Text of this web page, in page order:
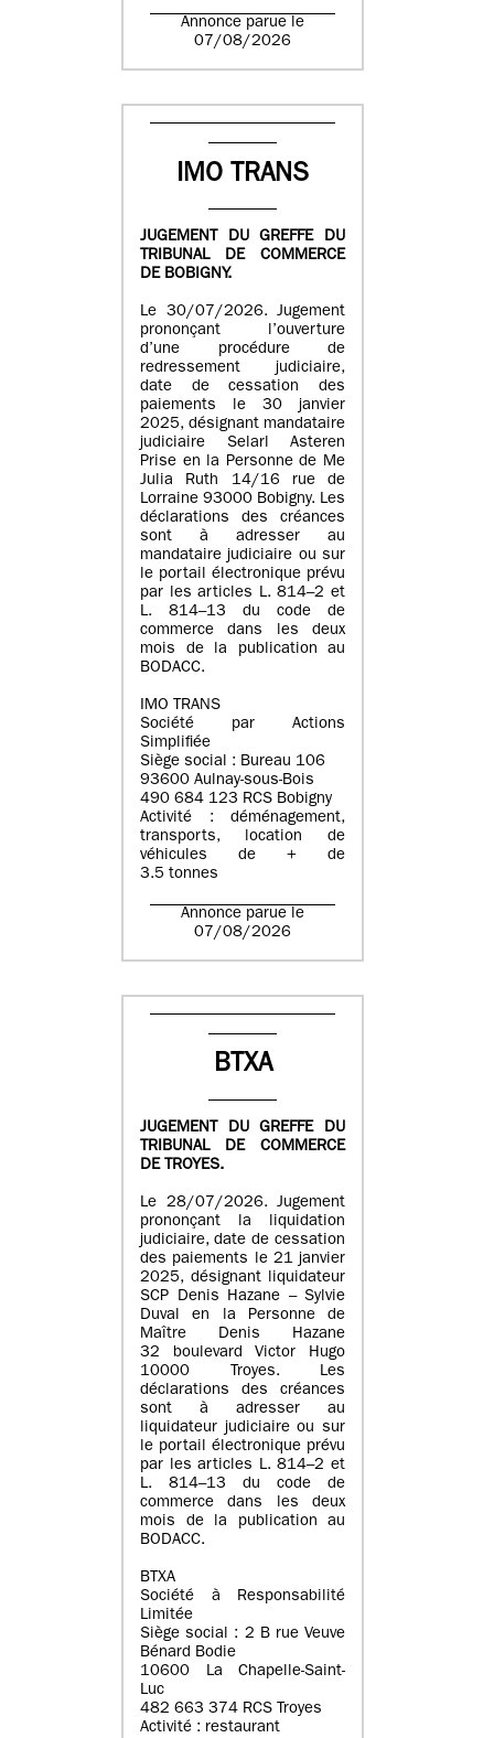
Annonce parue le
07/08/2026
IMO TRANS
JUGEMENT DU GREFFE DU
TRIBUNAL DE COMMERCE
DE BOBIGNY.
Le 30/07/2026. Jugement
prononçant l’ouverture
d’une procédure de
redressement judiciaire,
date de cessation des
paiements le 30 janvier
2025, désignant mandataire
judiciaire Selarl Asteren
Prise en la Personne de Me
Julia Ruth 14/16 rue de
Lorraine 93000 Bobigny. Les
déclarations des créances
sont à adresser au
mandataire judiciaire ou sur
le portail électronique prévu
par les articles L. 814–2 et
L. 814–13 du code de
commerce dans les deux
mois de la publication au
BODACC.
IMO TRANS
Société par Actions
Simplifiée
Siège social : Bureau 106
93600 Aulnay-sous-Bois
490 684 123 RCS Bobigny
Activité : déménagement,
transports, location de
véhicules de + de
3.5 tonnes
Annonce parue le
07/08/2026
BTXA
JUGEMENT DU GREFFE DU
TRIBUNAL DE COMMERCE
DE TROYES.
Le 28/07/2026. Jugement
prononçant la liquidation
judiciaire, date de cessation
des paiements le 21 janvier
2025, désignant liquidateur
SCP Denis Hazane – Sylvie
Duval en la Personne de
Maître Denis Hazane
32 boulevard Victor Hugo
10000 Troyes. Les
déclarations des créances
sont à adresser au
liquidateur judiciaire ou sur
le portail électronique prévu
par les articles L. 814–2 et
L. 814–13 du code de
commerce dans les deux
mois de la publication au
BODACC.
BTXA
Société à Responsabilité
Limitée
Siège social : 2 B rue Veuve
Bénard Bodie
10600 La Chapelle-Saint-
Luc
482 663 374 RCS Troyes
Activité : restaurant